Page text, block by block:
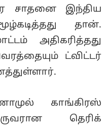
சாதனை இந்திய
தான்.
அதிகரித்தது
ட்விட்டர்
காங்கிரஸ்
தெரிக்